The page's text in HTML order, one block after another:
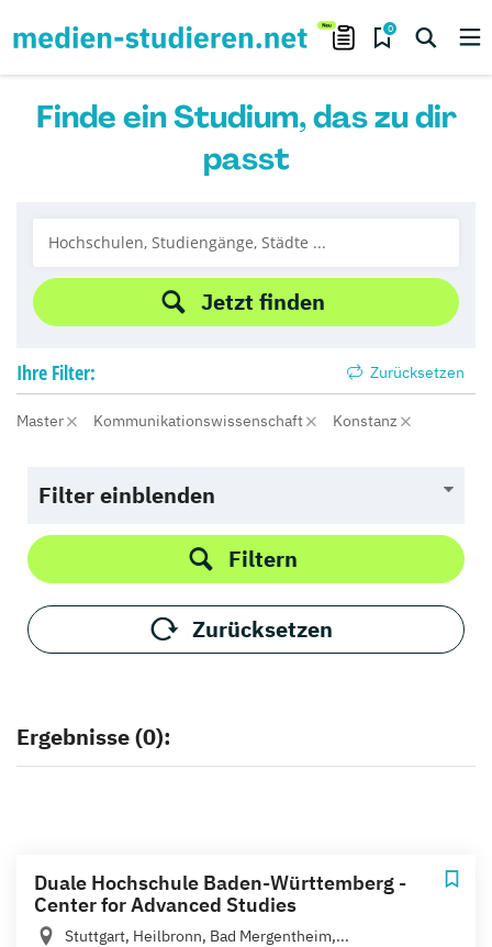
0
Finde ein Studium, das zu dir
passt
Jetzt finden
Ihre Filter: Zurücksetzen
Master Kommunikationswissenschaft Konstanz
Filter einblenden
Filtern
Zurücksetzen
Ergebnisse (0):
Duale Hochschule Baden-Württemberg -
Center for Advanced Studies
Stuttgart, Heilbronn, Bad Mergentheim,...